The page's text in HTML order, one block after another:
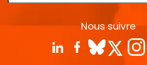
Nous suivre